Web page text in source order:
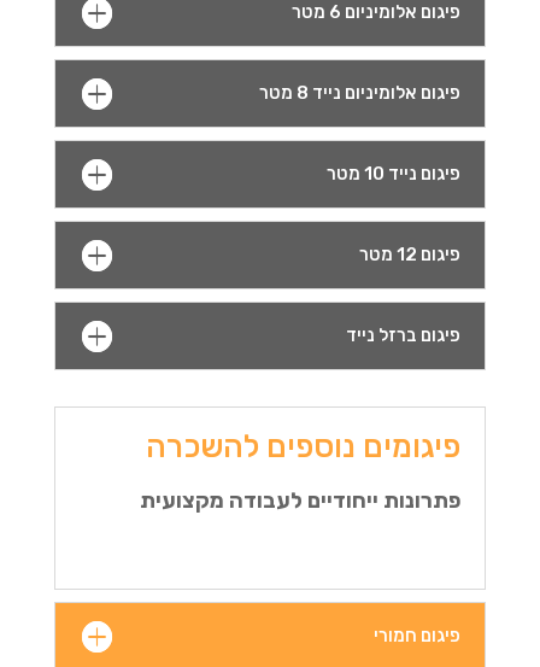
פיגום אלומיניום 6 מטר
פיגום אלומיניום נייד 8 מטר
פיגום נייד 10 מטר
פיגום 12 מטר
פיגום ברזל נייד
פיגומים נוספים להשכרה
פתרונות ייחודיים לעבודה מקצועית
פיגום חמורי